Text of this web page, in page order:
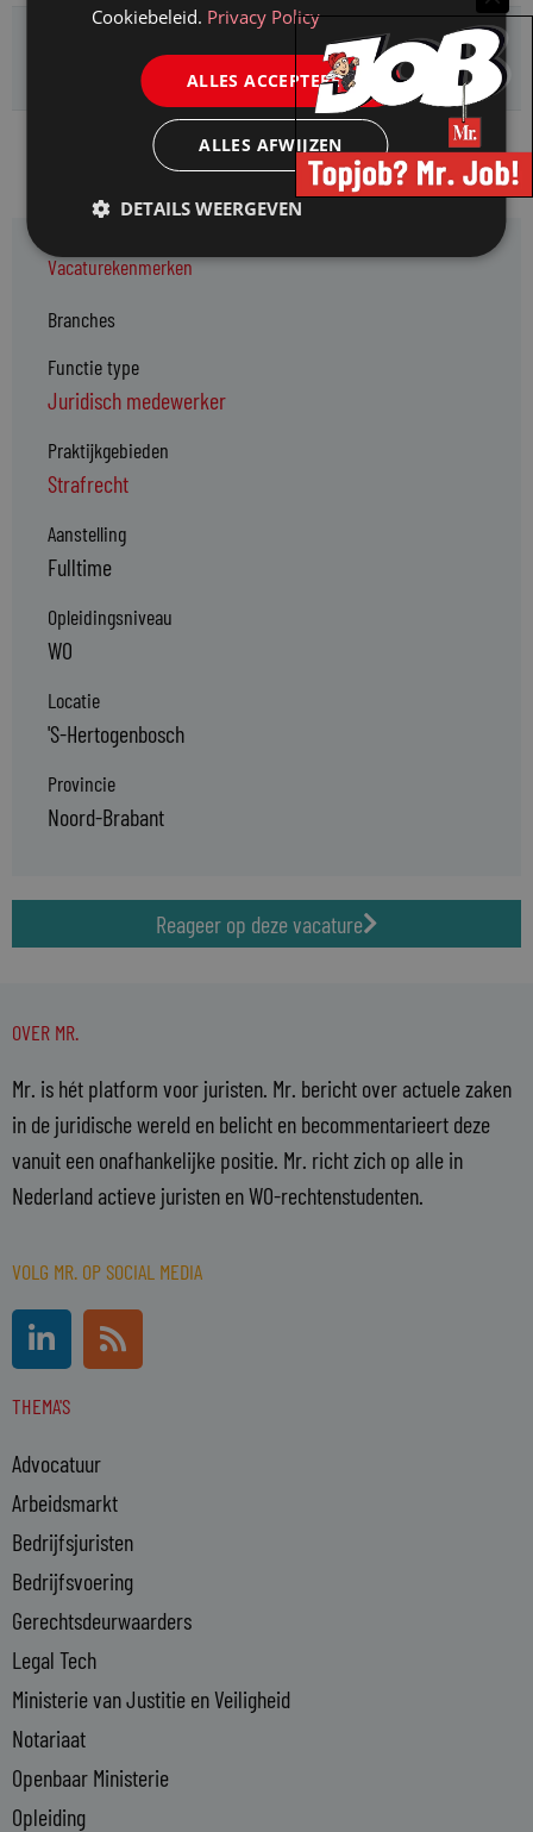
Deel deze vacature:
Geplaatst op: 24 mei 2023
Vacaturekenmerken
Branches
Functie type
Juridisch medewerker
Praktijkgebieden
Strafrecht
Aanstelling
Fulltime
Opleidingsniveau
WO
Locatie
'S-Hertogenbosch
Provincie
Noord-Brabant
Reageer op deze vacature
OVER MR.
Mr. is hét platform voor juristen. Mr. bericht over actuele zaken
in de juridische wereld en belicht en becommentarieert deze
vanuit een onafhankelijke positie. Mr. richt zich op alle in
Nederland actieve juristen en WO-rechtenstudenten.
VOLG MR. OP SOCIAL MEDIA
L
i
n
k
d
i
n
-
i
n
R
s
s
THEMA'S
Advocatuur
Arbeidsmarkt
Bedrijfsjuristen
Bedrijfsvoering
Gerechtsdeurwaarders
Legal Tech
Ministerie van Justitie en Veiligheid
Notariaat
Openbaar Ministerie
Opleiding
Cookiebeleid. Privacy Policy
ALLES ACCEPTEREN
ALLES AFWIJZEN
DETAILS WEERGEVEN